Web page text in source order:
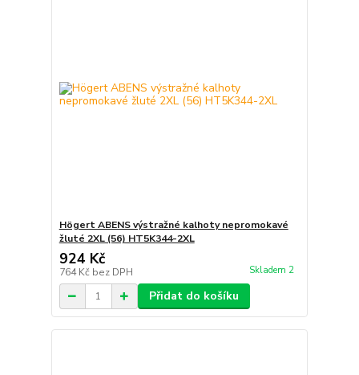
Högert ABENS výstražné kalhoty nepromokavé
žluté 2XL (56) HT5K344-2XL
924 Kč
764 Kč bez DPH Skladem 2
Přidat do košíku